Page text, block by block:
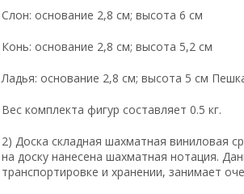
Слон: основание 2,8 см; высота 6 см
Конь: основание 2,8 см; высота 5,2 см
Ладья: основание 2,8 см; высота 5 см
Вес комплекта фигур составляет 0.5 кг.
2) Доска складная шахматная виниловая
на доску нанесена шахматная нотация.
транспортировке и хранении, занимает